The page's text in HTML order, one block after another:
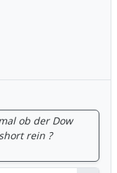
ob der Dow
rein ?